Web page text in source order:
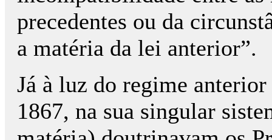
precedentes ou da
a matéria da lei anterior”.
Já à luz do regime
1867, na sua singular